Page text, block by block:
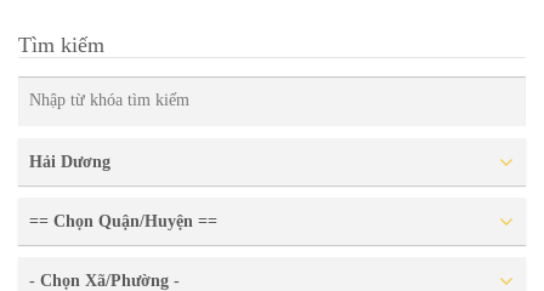
Tìm kiếm
Hải Dương
== Chọn Quận/Huyện ==
- Chọn Xã/Phường -